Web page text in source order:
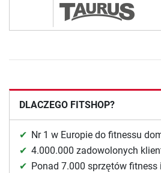
DLACZEGO FITSHOP?
Nr 1 w Europie do fitnessu
4.000.000 zadowolonych
Ponad 7.000 sprzętów fitness